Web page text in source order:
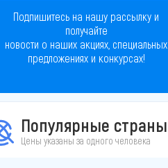
Подпишитесь на нашу рассылку и
получайте
новости о наших акциях, специальных
предложениях и конкурсах!
Популярные страны
Цены указаны за одного человека